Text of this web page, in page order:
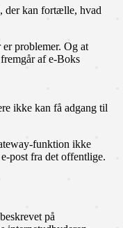
der kan fortælle, hvad
problemer. Og at
af e-Boks
ikke kan få adgang til
funktion ikke
post fra det offentlige.
på